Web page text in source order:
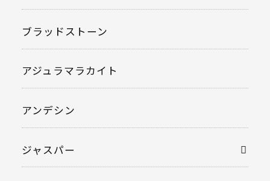
ブラッドストーン
アジュラマラカイト
アンデシン
ジャスパー